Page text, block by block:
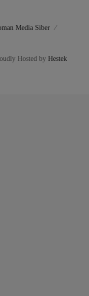
Media Siber
Hosted by Hestek